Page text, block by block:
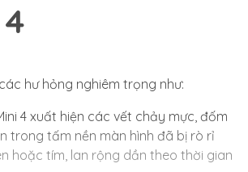
hư hỏng nghiêm trọng như:
4 xuất hiện các vết chảy mực, đốm
trong tấm nền màn hình đã bị rò rỉ
hoặc tím, lan rộng dần theo thời gian